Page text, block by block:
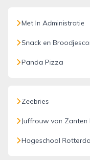
Met In Administratie
Snack en
Panda Pizza
Zeebries
Juffrouw van
Hogeschool